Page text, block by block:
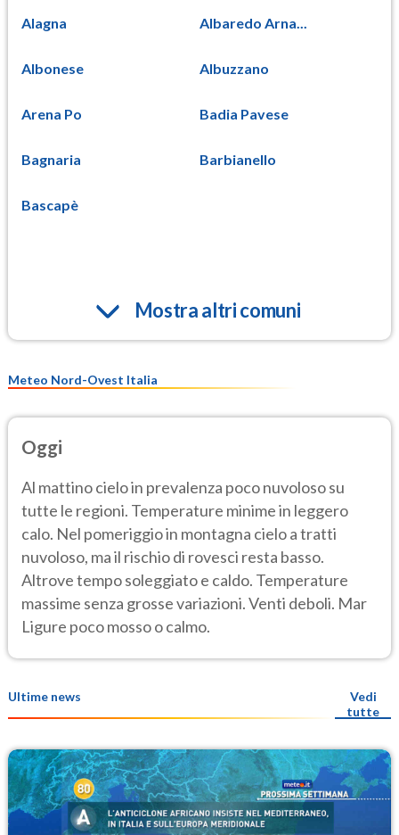
Alagna Albaredo Arna...
Albonese Albuzzano
Arena Po Badia Pavese
Bagnaria Barbianello
Bascapè
Mostra altri comuni
Meteo Nord-Ovest Italia
Oggi
Al mattino cielo in prevalenza poco nuvoloso su
tutte le regioni. Temperature minime in leggero
calo. Nel pomeriggio in montagna cielo a tratti
nuvoloso, ma il rischio di rovesci resta basso.
Altrove tempo soleggiato e caldo. Temperature
massime senza grosse variazioni. Venti deboli. Mar
Ligure poco mosso o calmo.
Ultime news
Vedi
tutte